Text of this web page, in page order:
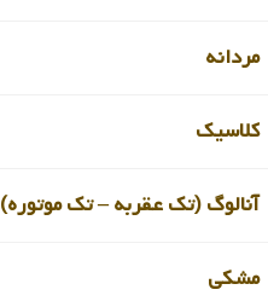
مردانه
کلاسیک
آنالوگ (تک عقربه – تک موتوره)
مشکی